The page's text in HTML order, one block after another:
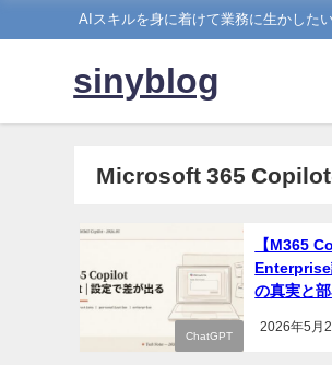
AIスキルを身に着けて業務に生かした
sinyblog
Microsoft 365 Copilot
ChatGPT
【M365
Enterprise
の真実と
2026年5月